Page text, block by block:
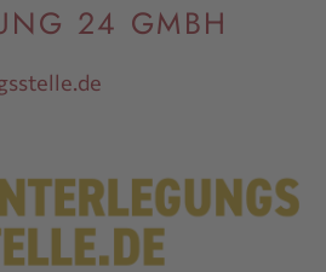
24 GMBH